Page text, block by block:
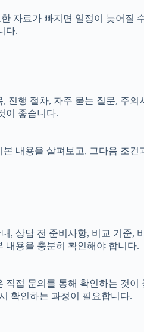
자료가 빠지면 일정이 늦어질
다.
진행 절차, 자주 묻는 질문, 주의
이 좋습니다.
내용을 살펴보고, 그다음 조건
, 상담 전 준비사항, 비교 기준,
내용을 충분히 확인해야 합니다.
접 문의를 통해 확인하는 것이
확인하는 과정이 필요합니다.